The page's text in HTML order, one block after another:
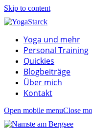
Skip to content
Yoga und mehr
Personal Training
Quickies
Blogbeiträge
Über mich
Kontakt
Open mobile menuClose